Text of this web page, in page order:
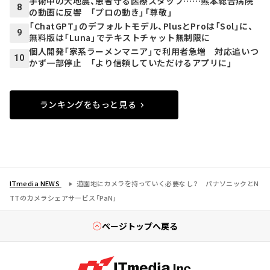
8
の動画に反響 「プロの動き」「尊敬」
9
「ChatGPT」のデフォルトモデル、PlusとProは「Sol」に、
無料版は「Luna」でテキストチャット無制限に
10
個人開発「家系ラーメンマニア」で利用者急増 対応追いつ
かず一部停止 「より信頼していただけるアプリに」
ランキングをもっと見る
ITmedia NEWS
遊園地にカメラを持っていく必要なし？ パナソニックとN
TTのカメラシェアサービス「PaN」
ページトップへ戻る